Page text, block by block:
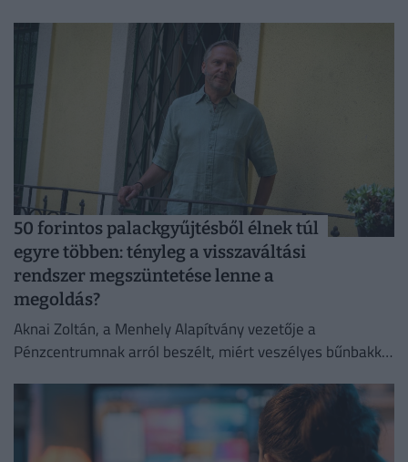
50 forintos palackgyűjtésből élnek túl
egyre többen: tényleg a visszaváltási
rendszer megszüntetése lenne a
megoldás?
Aknai Zoltán, a Menhely Alapítvány vezetője a
Pénzcentrumnak arról beszélt, miért veszélyes bűnbakká